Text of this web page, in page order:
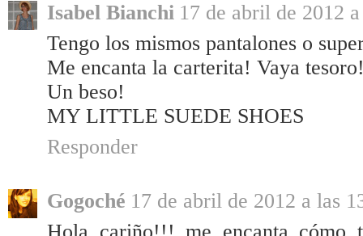
Isabel Bianchi 17 de abril de 2012
Tengo los mismos pantalones o
Me encanta la carterita! Vaya
Un beso!
MY LITTLE SUEDE SHOES
Responder
Gogoché 17 de abril de 2012 a las